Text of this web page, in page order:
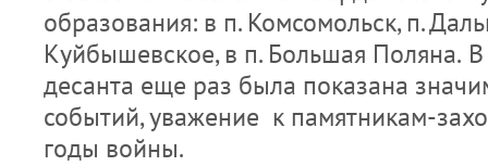
образования: в п. Комсомольск, п.
Куйбышевское, в п. Большая Поляна.
десанта еще раз была показана
событий, уважение к памятникам-
годы войны.